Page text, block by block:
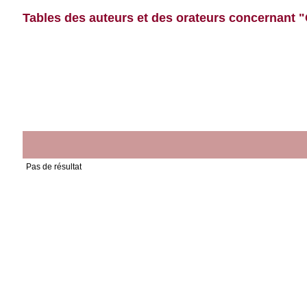
Tables des auteurs et des orateurs concernant
Pas de résultat